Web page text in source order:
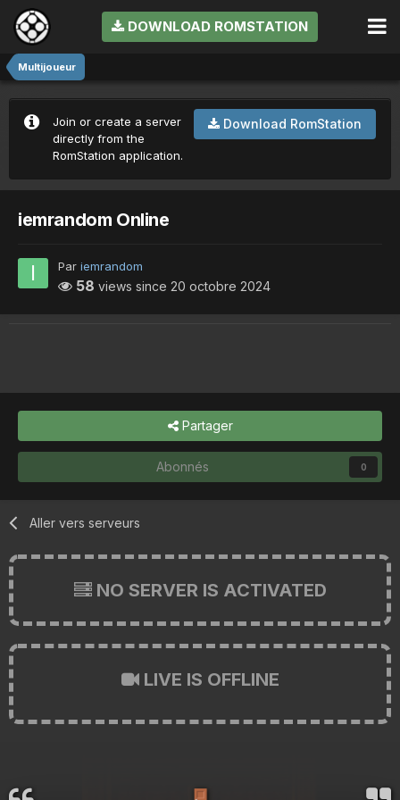
DOWNLOAD ROMSTATION
Multijoueur
Download RomStation
Join or create a server
directly from the
RomStation application.
iemrandom Online
Par iemrandom
58 views since 20 octobre 2024
Partager
Abonnés 0
Aller vers serveurs
NO SERVER IS ACTIVATED
LIVE IS OFFLINE